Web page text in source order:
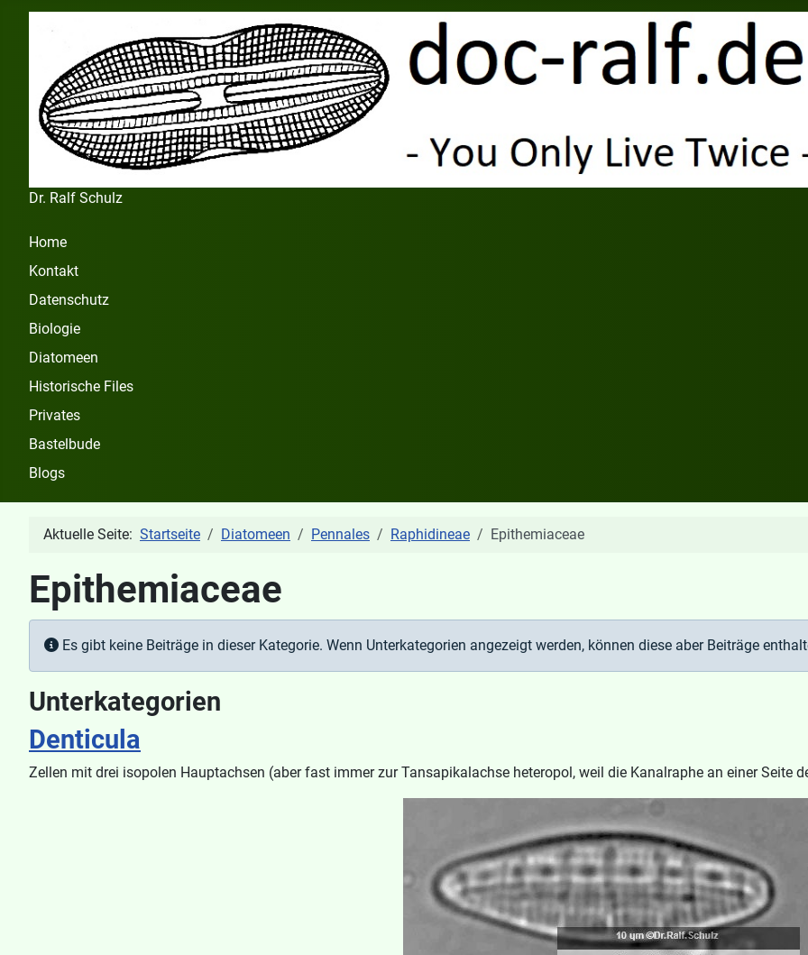
Dr. Ralf Schulz
Home
Kontakt
Datenschutz
Biologie
Diatomeen
Historische Files
Privates
Bastelbude
Blogs
Aktuelle Seite: Startseite Diatomeen Pennales Raphidineae Epithemiaceae
Epithemiaceae
Information
Es gibt keine Beiträge in dieser Kategorie. Wenn Unterkategorien angezeigt werden, können diese aber Beiträge
Unterkategorien
Denticula
Zellen mit drei isopolen Hauptachsen (aber fast immer zur Tansapikalachse heteropol, weil die Kanalraphe an einer Seite